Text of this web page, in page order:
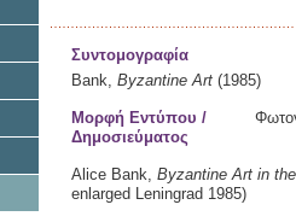
Συντομογραφία
Bank, Byzantine Art (1985)
Μορφή Εντύπου /
Δημοσιεύματος
Alice Bank, Byzantine Art in
enlarged Leningrad 1985)